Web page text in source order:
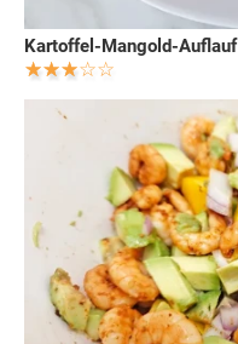
Kartoffel-Mangold-Auflauf